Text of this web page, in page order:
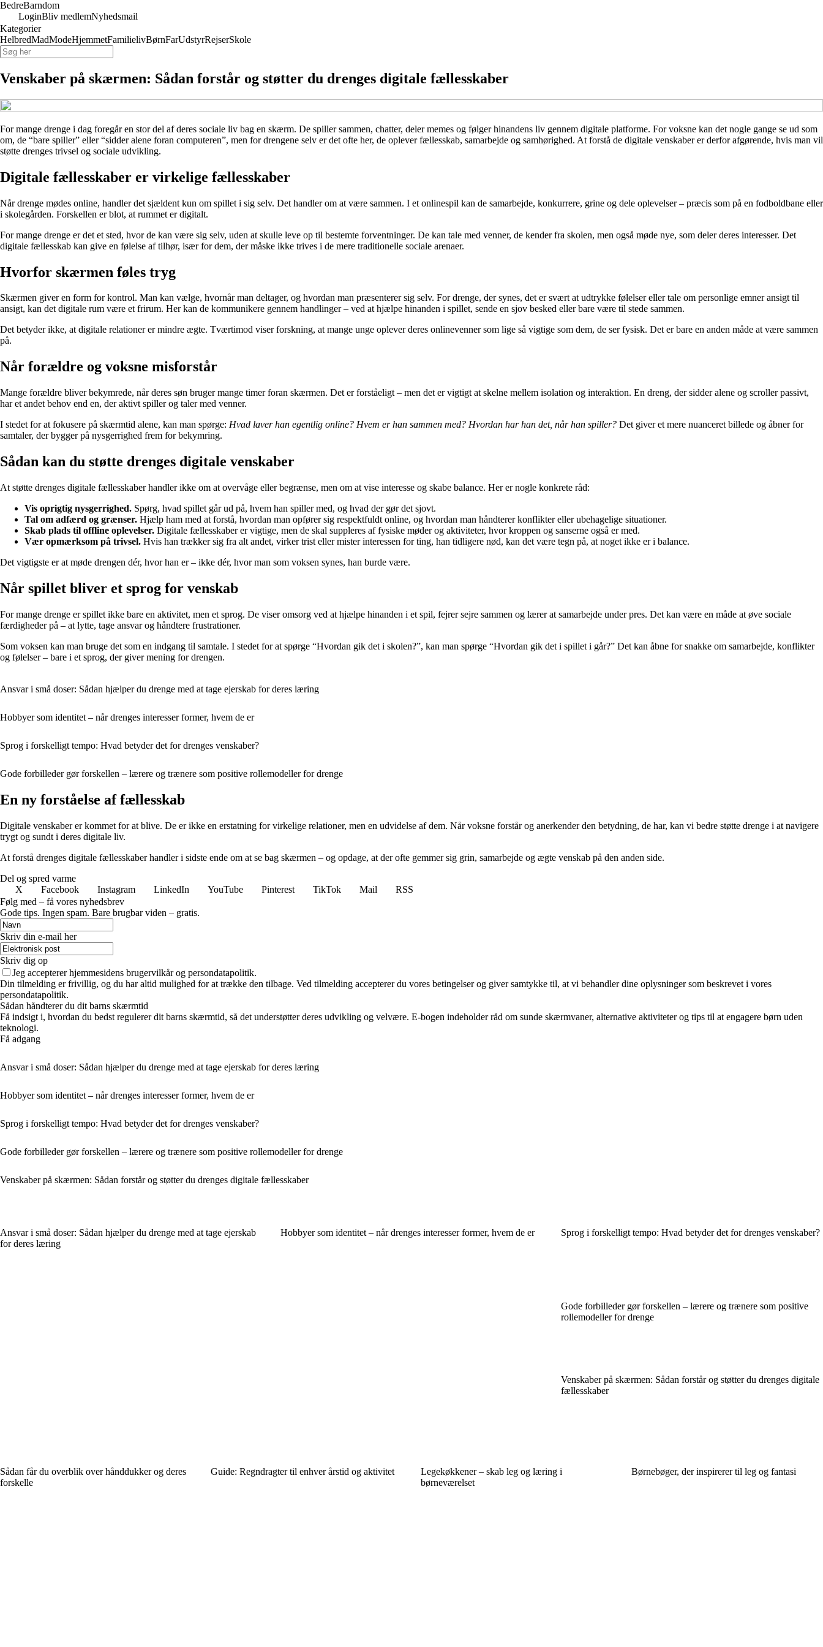
BedreBarndom
LoginBliv medlemNyhedsmail
Kategorier
HelbredMadModeHjemmetFamilielivBørnFarUdstyrRejserSkole
Venskaber på skærmen: Sådan forstår og støtter du drenges digitale fællesskaber
For mange drenge i dag foregår en stor del af deres sociale liv bag en skærm. De spiller sammen, chatter, deler memes og følger hinandens liv gennem digitale platforme. For voksne kan det nogle gange se ud som
om, de “bare spiller” eller “sidder alene foran computeren”, men for drengene selv er det ofte her, de oplever fællesskab, samarbejde og samhørighed. At forstå de digitale venskaber er derfor afgørende, hvis man vil
støtte drenges trivsel og sociale udvikling.
Digitale fællesskaber er virkelige fællesskaber
Når drenge mødes online, handler det sjældent kun om spillet i sig selv. Det handler om at være sammen. I et onlinespil kan de samarbejde, konkurrere, grine og dele oplevelser – præcis som på en fodboldbane eller
i skolegården. Forskellen er blot, at rummet er digitalt.
For mange drenge er det et sted, hvor de kan være sig selv, uden at skulle leve op til bestemte forventninger. De kan tale med venner, de kender fra skolen, men også møde nye, som deler deres interesser. Det
digitale fællesskab kan give en følelse af tilhør, især for dem, der måske ikke trives i de mere traditionelle sociale arenaer.
Hvorfor skærmen føles tryg
Skærmen giver en form for kontrol. Man kan vælge, hvornår man deltager, og hvordan man præsenterer sig selv. For drenge, der synes, det er svært at udtrykke følelser eller tale om personlige emner ansigt til
ansigt, kan det digitale rum være et frirum. Her kan de kommunikere gennem handlinger – ved at hjælpe hinanden i spillet, sende en sjov besked eller bare være til stede sammen.
Det betyder ikke, at digitale relationer er mindre ægte. Tværtimod viser forskning, at mange unge oplever deres onlinevenner som lige så vigtige som dem, de ser fysisk. Det er bare en anden måde at være sammen
på.
Når forældre og voksne misforstår
Mange forældre bliver bekymrede, når deres søn bruger mange timer foran skærmen. Det er forståeligt – men det er vigtigt at skelne mellem isolation og interaktion. En dreng, der sidder alene og scroller passivt,
har et andet behov end en, der aktivt spiller og taler med venner.
I stedet for at fokusere på skærmtid alene, kan man spørge: Hvad laver han egentlig online? Hvem er han sammen med? Hvordan har han det, når han spiller? Det giver et mere nuanceret billede og åbner for
samtaler, der bygger på nysgerrighed frem for bekymring.
Sådan kan du støtte drenges digitale venskaber
At støtte drenges digitale fællesskaber handler ikke om at overvåge eller begrænse, men om at vise interesse og skabe balance. Her er nogle konkrete råd:
Vis oprigtig nysgerrighed. Spørg, hvad spillet går ud på, hvem han spiller med, og hvad der gør det sjovt.
Tal om adfærd og grænser. Hjælp ham med at forstå, hvordan man opfører sig respektfuldt online, og hvordan man håndterer konflikter eller ubehagelige situationer.
Skab plads til offline oplevelser. Digitale fællesskaber er vigtige, men de skal suppleres af fysiske møder og aktiviteter, hvor kroppen og sanserne også er med.
Vær opmærksom på trivsel. Hvis han trækker sig fra alt andet, virker trist eller mister interessen for ting, han tidligere nød, kan det være tegn på, at noget ikke er i balance.
Det vigtigste er at møde drengen dér, hvor han er – ikke dér, hvor man som voksen synes, han burde være.
Når spillet bliver et sprog for venskab
For mange drenge er spillet ikke bare en aktivitet, men et sprog. De viser omsorg ved at hjælpe hinanden i et spil, fejrer sejre sammen og lærer at samarbejde under pres. Det kan være en måde at øve sociale
færdigheder på – at lytte, tage ansvar og håndtere frustrationer.
Som voksen kan man bruge det som en indgang til samtale. I stedet for at spørge “Hvordan gik det i skolen?”, kan man spørge “Hvordan gik det i spillet i går?” Det kan åbne for snakke om samarbejde, konflikter
og følelser – bare i et sprog, der giver mening for drengen.
Ansvar i små doser: Sådan hjælper du drenge med at tage ejerskab for deres læring
Hobbyer som identitet – når drenges interesser former, hvem de er
Sprog i forskelligt tempo: Hvad betyder det for drenges venskaber?
Gode forbilleder gør forskellen – lærere og trænere som positive rollemodeller for drenge
En ny forståelse af fællesskab
Digitale venskaber er kommet for at blive. De er ikke en erstatning for virkelige relationer, men en udvidelse af dem. Når voksne forstår og anerkender den betydning, de har, kan vi bedre støtte drenge i at navigere
trygt og sundt i deres digitale liv.
At forstå drenges digitale fællesskaber handler i sidste ende om at se bag skærmen – og opdage, at der ofte gemmer sig grin, samarbejde og ægte venskab på den anden side.
Del og spred varme
X
Facebook Instagram LinkedIn YouTube Pinterest TikTok Mail
RSS
Følg med – få vores nyhedsbrev
Gode tips. Ingen spam. Bare brugbar viden – gratis.
Skriv din e-mail her
Skriv dig op
Jeg accepterer hjemmesidens brugervilkår og persondatapolitik.
Din tilmelding er frivillig, og du har altid mulighed for at trække den tilbage. Ved tilmelding accepterer du vores betingelser og giver samtykke til, at vi behandler dine oplysninger som beskrevet i vores
persondatapolitik.
Sådan håndterer du dit barns skærmtid
Få indsigt i, hvordan du bedst regulerer dit barns skærmtid, så det understøtter deres udvikling og velvære. E-bogen indeholder råd om sunde skærmvaner, alternative aktiviteter og tips til at engagere børn uden
teknologi.
Få adgang
Ansvar i små doser: Sådan hjælper du drenge med at tage ejerskab for deres læring
Hobbyer som identitet – når drenges interesser former, hvem de er
Sprog i forskelligt tempo: Hvad betyder det for drenges venskaber?
Gode forbilleder gør forskellen – lærere og trænere som positive rollemodeller for drenge
Venskaber på skærmen: Sådan forstår og støtter du drenges digitale fællesskaber
Ansvar i små doser: Sådan hjælper du drenge med at tage ejerskab
for deres læring
Hobbyer som identitet – når drenges interesser former, hvem de er Sprog i forskelligt tempo: Hvad betyder det for drenges venskaber?
Gode forbilleder gør forskellen – lærere og trænere som positive
rollemodeller for drenge
Venskaber på skærmen: Sådan forstår og støtter du drenges digitale
fællesskaber
Sådan får du overblik over hånddukker og deres
forskelle
Guide: Regndragter til enhver årstid og aktivitet
Legekøkkener – skab leg og læring i
børneværelset
Børnebøger, der inspirerer til leg og fantasi